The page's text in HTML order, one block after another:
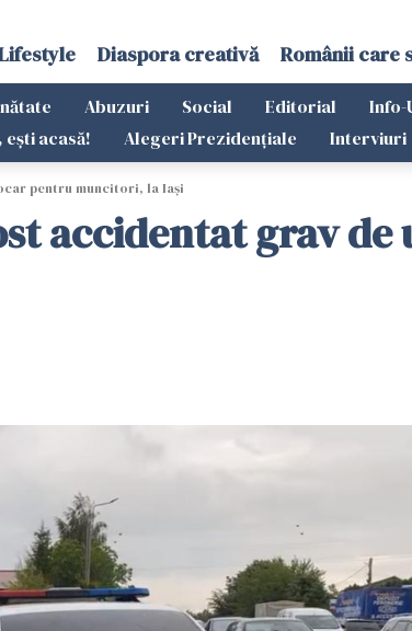
Diaspora creativă Românii care
Abuzuri Social Editorial Info-
acasă! Alegeri Prezidențiale Interviuri
pentru muncitori, la Iași
accidentat grav